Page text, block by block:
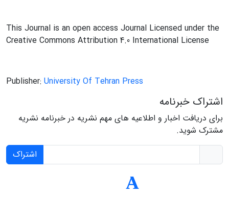
This Journal is an open access Journal Licensed under the
Creative Commons Attribution 4.0 International License
Publisher: University Of Tehran Press
اشتراک خبرنامه
برای دریافت اخبار و اطلاعیه های مهم نشریه در خبرنامه نشریه
مشترک شوید.
اشتراک